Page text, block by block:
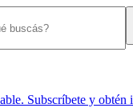
Subscríbete y